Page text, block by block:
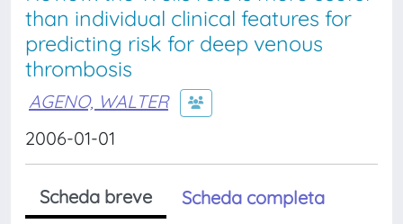
than individual clinical features for
predicting risk for deep venous
thrombosis
AGENO, WALTER
2006-01-01
Scheda breve
Scheda completa